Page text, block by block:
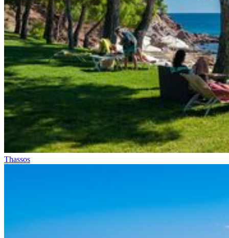
Thassos